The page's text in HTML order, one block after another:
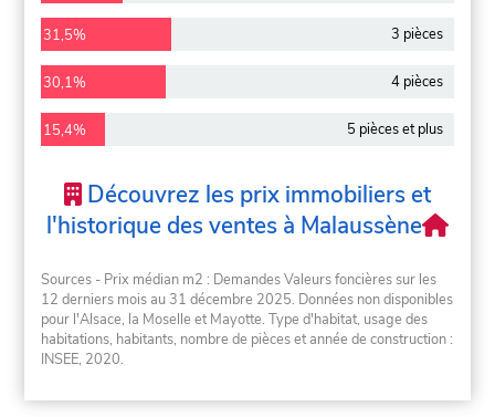
31,5% 3 pièces
30,1% 4 pièces
15,4% 5 pièces et plus
Découvrez les prix immobiliers et
l'historique des ventes à Malaussène
Sources - Prix médian m2 : Demandes Valeurs foncières sur les
12 derniers mois au 31 décembre 2025. Données non disponibles
pour l'Alsace, la Moselle et Mayotte. Type d'habitat, usage des
habitations, habitants, nombre de pièces et année de construction :
INSEE, 2020.